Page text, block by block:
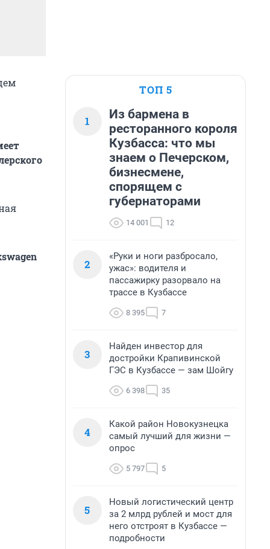
ТОП 5
1
Из бармена в
ресторанного короля
Кузбасса: что мы
знаем о Печерском,
бизнесмене,
спорящем с
губернаторами
14 001 12
2
«Руки и ноги разбросало,
ужас»: водителя и
пассажирку разорвало на
трассе в Кузбассе
8 395 7
3
Найден инвестор для
достройки Крапивинской
ГЭС в Кузбассе — зам Шойгу
6 398 35
4
Какой район Новокузнецка
самый лучший для жизни —
опрос
5 797 5
5
Новый логистический центр
за 2 млрд рублей и мост для
него отстроят в Кузбассе —
подробности